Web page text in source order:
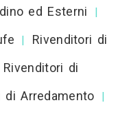
ed Esterni |
|
Rivenditori di
Rivenditori di
di Arredamento |